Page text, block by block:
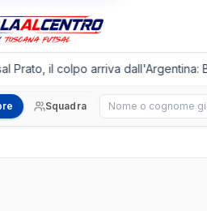
Prato, il colpo arriva dall'Argentina:
Squadra Cerca giocatore